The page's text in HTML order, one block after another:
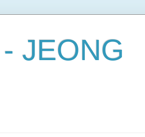
JEONG